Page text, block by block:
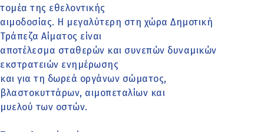
τομέα της εθελοντικής
αιμοδοσίας. Η μεγαλύτερη στη χώρα Δημοτική
Τράπεζα Αίματος είναι
αποτέλεσμα σταθερών και συνεπών δυναμικών
εκστρατειών ενημέρωσης
και για τη δωρεά οργάνων σώματος,
βλαστοκυττάρων, αιμοπεταλίων και
μυελού των οστών.